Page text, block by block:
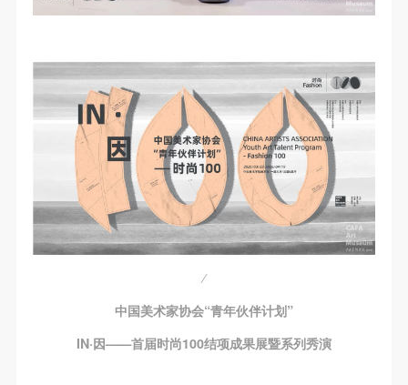
中国美术家协会“青年伙伴计划”
IN·因——首届时尚100结项成果展暨系列秀演